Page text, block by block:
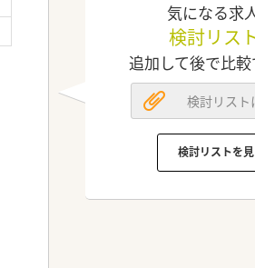
気になる求
検討リス
追加して後で比
検討リスト
検討リストを